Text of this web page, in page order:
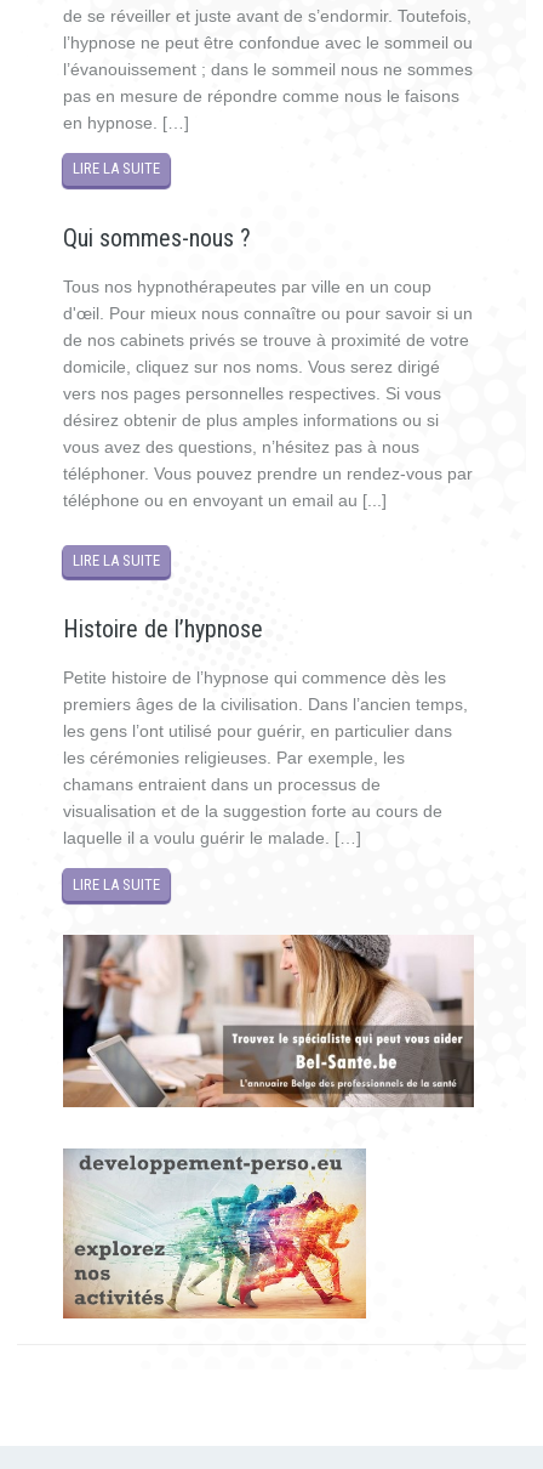
de se réveiller et juste avant de s’endormir. Toutefois,
l’hypnose ne peut être confondue avec le sommeil ou
l’évanouissement ; dans le sommeil nous ne sommes
pas en mesure de répondre comme nous le faisons
en hypnose. […]
LIRE LA SUITE
Qui sommes-nous ?
Tous nos hypnothérapeutes par ville en un coup
d'œil. Pour mieux nous connaître ou pour savoir si un
de nos cabinets privés se trouve à proximité de votre
domicile, cliquez sur nos noms. Vous serez dirigé
vers nos pages personnelles respectives. Si vous
désirez obtenir de plus amples informations ou si
vous avez des questions, n’hésitez pas à nous
téléphoner. Vous pouvez prendre un rendez-vous par
téléphone ou en envoyant un email au [...]
LIRE LA SUITE
Histoire de l’hypnose
Petite histoire de l’hypnose qui commence dès les
premiers âges de la civilisation. Dans l’ancien temps,
les gens l’ont utilisé pour guérir, en particulier dans
les cérémonies religieuses. Par exemple, les
chamans entraient dans un processus de
visualisation et de la suggestion forte au cours de
laquelle il a voulu guérir le malade. […]
LIRE LA SUITE